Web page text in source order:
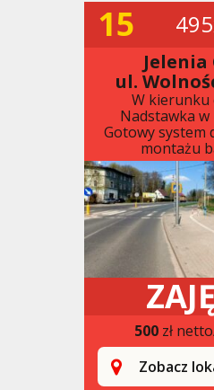
15
Jelenia
ul.
W kierunku
Nadstawka
Gotowy system
montażu
500zł
Zobacz